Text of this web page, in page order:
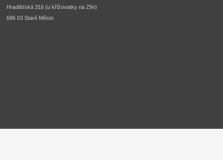
Hradišťská 316 (u křižovatky na Zlín)
686 03 Staré Město